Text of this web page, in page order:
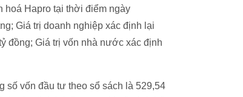
hoá Hapro tại thời điểm ngày
Giá trị doanh nghiệp xác định lại
đồng; Giá trị vốn nhà nước xác định
số vốn đầu tư theo sổ sách là 529,54